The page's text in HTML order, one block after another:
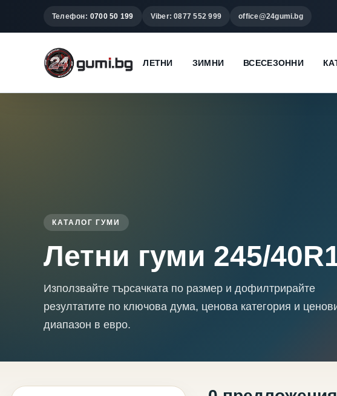
Телефон: 0700 50 199 Viber: 0877 552 999 office@24gumi.bg
ЛЕТНИ ЗИМНИ ВСЕСЕЗОННИ
КАТАЛОГ ГУМИ
Летни гуми 245/
Използвайте търсачката по размер и дофилтрирайте
резултатите по ключова дума, ценова категория и
диапазон в евро.